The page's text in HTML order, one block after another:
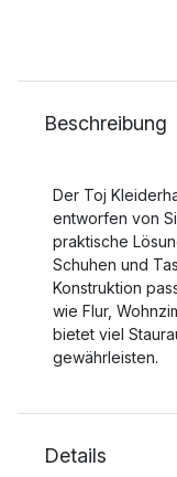
Beschreibung
Der Toj
entworfen von
praktische
Schuhen und
Konstruktion
wie Flur,
bietet viel
gewährleisten.
Details